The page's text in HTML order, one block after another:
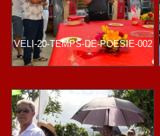
VELI-20-TEMPS-DE-POESIE-002